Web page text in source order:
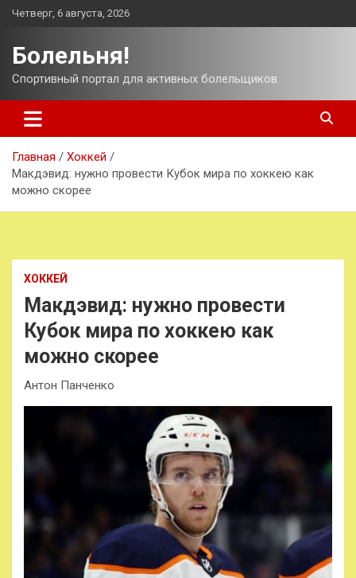
Перейти
Четверг, 6 августа, 2026
Болельня!
Спортивный портал для активных болельщиков.
Главная
Хоккей
Макдэвид: нужно провести Кубок мира по хоккею как
можно скорее
ХОККЕЙ
Макдэвид: нужно провести
Кубок мира по хоккею как
можно скорее
Антон Панченко